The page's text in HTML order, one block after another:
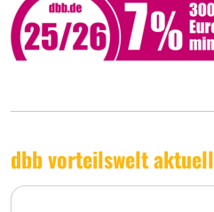
dbb vorteilswelt aktuell